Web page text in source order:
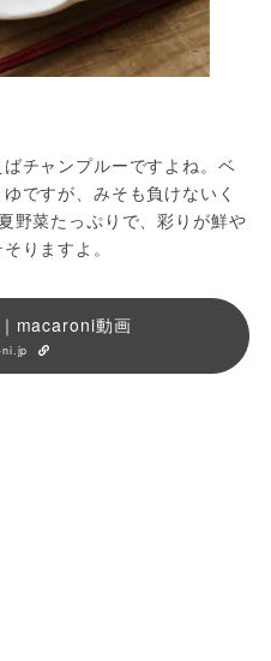
チャンプルーですよね。ベ
ですが、みそも負けないく
野菜たっぷりで、彩りが鮮や
りますよ。
macaroni動画
ni.jp